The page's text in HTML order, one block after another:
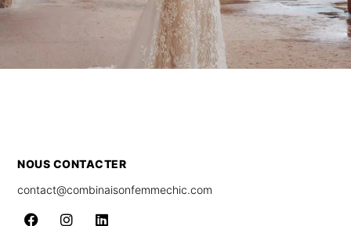
NOUS CONTACTER
contact@combinaisonfemmechic.com